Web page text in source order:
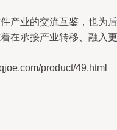
产业的交流互鉴，也为后
在承接产业转移、融入更
product/49.html